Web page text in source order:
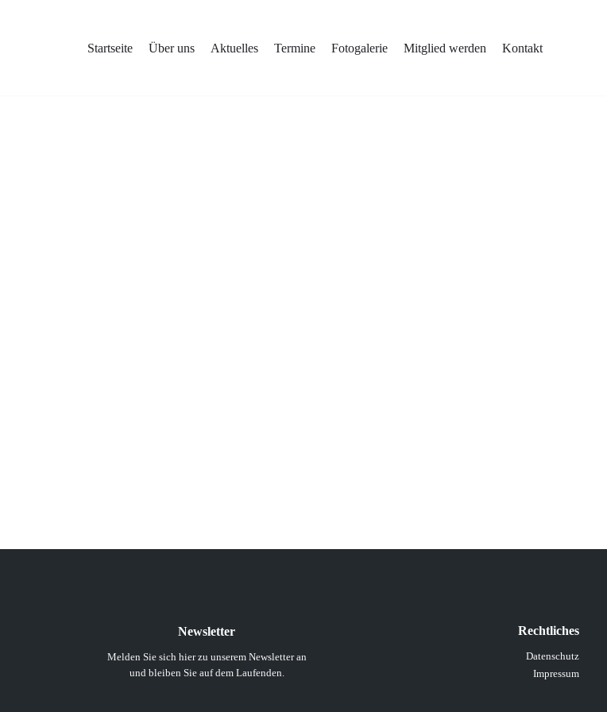
Startseite Über uns Aktuelles Termine Fotogalerie Mitglied werden Kontakt
Newsletter
Melden Sie sich hier zu unserem Newsletter an
und bleiben Sie auf dem Laufenden.
Rechtliches
Datenschutz
Impressum